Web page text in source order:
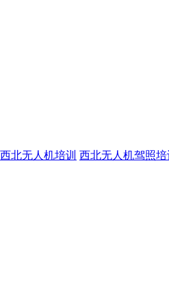
西北无人机培训 西北无人机驾照培